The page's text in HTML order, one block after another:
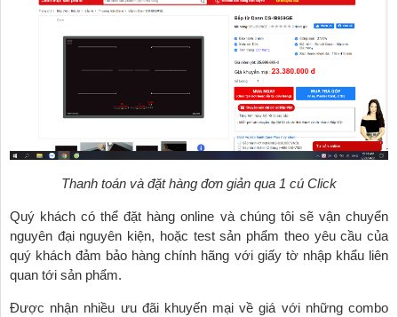
Thanh toán và đặt hàng đơn giản qua 1 cú Click
Quý khách có thể đặt hàng online và chúng tôi sẽ vận chuyển
nguyên đại nguyên kiện, hoặc test sản phẩm theo yêu cầu của
quý khách đảm bảo hàng chính hãng với giấy tờ nhập khẩu liên
quan tới sản phẩm.
Được nhận nhiều ưu đãi khuyến mại về giá với những combo